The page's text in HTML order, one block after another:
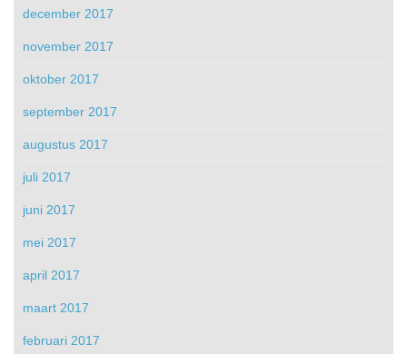
december 2017
november 2017
oktober 2017
september 2017
augustus 2017
juli 2017
juni 2017
mei 2017
april 2017
maart 2017
februari 2017